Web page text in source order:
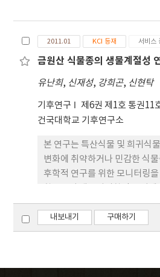
2011.01 KCI 등재 서비스
금원산 식물종의 생물계절성
유난희, 신재성, 강희곤, 신현탁
기후연구 제6권 제1호 통권11
건국대학교 기후연구소
본 연구는 특산식물 및 희귀식
변화에 취약하거나 민감한 식
후학적 연구를 위한 모니터링
립하고, 식물의 생육환경 변화
함으로써 식물유전자원을 안정
방안을 목적으로 연구하였다.
내보내기 구매하기